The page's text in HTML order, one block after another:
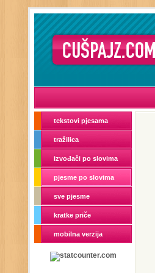
tekstovi pjesama
tražilica
izvođači po slovima
pjesme po slovima
sve pjesme
kratke priče
mobilna verzija